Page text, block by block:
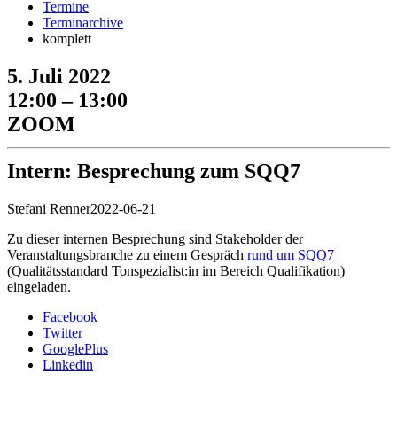
Termine
Terminarchive
komplett
5. Juli 2022
12:00 – 13:00
ZOOM
Intern: Besprechung zum SQQ7
Stefani Renner2022-06-21
Zu dieser internen Besprechung sind Stakeholder der
Veranstaltungsbranche zu einem Gespräch rund um SQQ7
(Qualitätsstandard Tonspezialist:in im Bereich Qualifikation)
eingeladen.
Facebook
Twitter
GooglePlus
Linkedin